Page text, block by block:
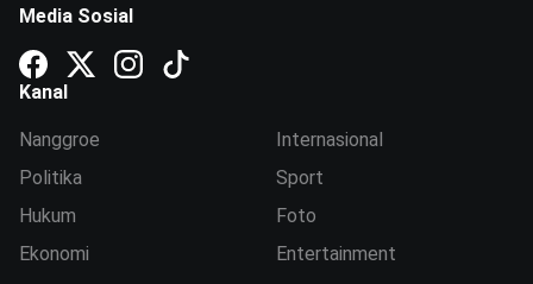
Media Sosial
Kanal
Nanggroe
Politika
Hukum
Ekonomi
Internasional
Sport
Foto
Entertainment